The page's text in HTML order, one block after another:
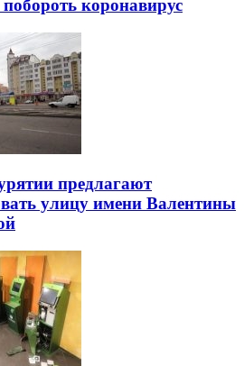
коронавирус
предлагают
улицу имени Валентины